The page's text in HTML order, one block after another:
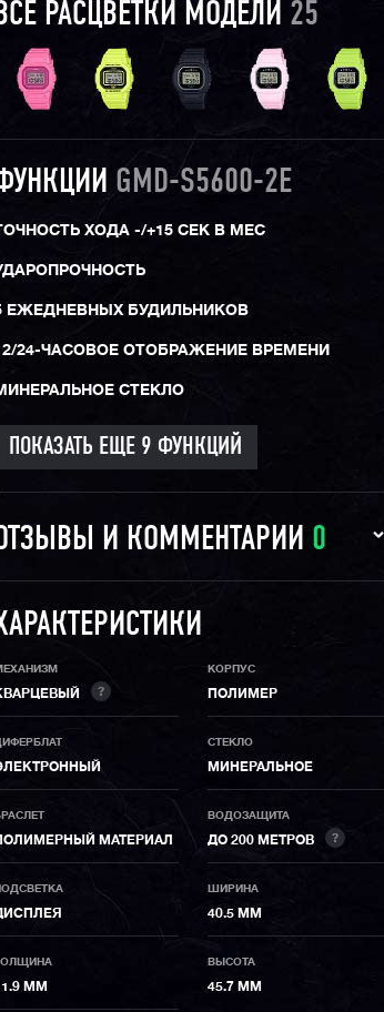
ВСЕ РАСЦВЕТКИ МОДЕЛИ 25
GMD-S5600-2E
ХОДА -/+15 СЕК В МЕС
ЕЖЕДНЕВНЫХ БУДИЛЬНИКОВ
24-ЧАСОВОЕ ОТОБРАЖЕНИЕ ВРЕМЕНИ
СТЕКЛО
И КОММЕНТАРИИ 0
?
КОРПУС
ПОЛИМЕР
СТЕКЛО
МИНЕРАЛЬНОЕ
МАТЕРИАЛ
ВОДОЗАЩИТА
ДО 200 МЕТРОВ ?
ШИРИНА
40.5 ММ
ММ
ВЫСОТА
45.7 ММ